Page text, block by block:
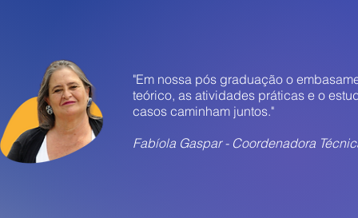
"Em nossa pós graduação o
teórico, as atividades práticas e o
casos caminham juntos."
Fabíola Gaspar - Coordenadora